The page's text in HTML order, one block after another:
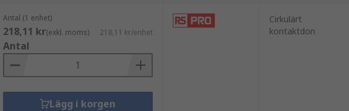
Antal (1 enhet)
218,11 kr(exkl. moms) 218,11 kr/enhet
Antal
Lägg i korgen
Cirkulärt
kontaktdon